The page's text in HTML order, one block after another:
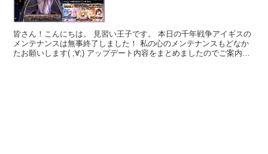
皆さん！こんにちは。 見習い王子です。 本日の千年戦争アイギスの
メンテナンスは無事終了しました！ 私の心のメンテナンスもどなか
たお願いします( ;∀;) アップデート内容をまとめましたのでご案内い